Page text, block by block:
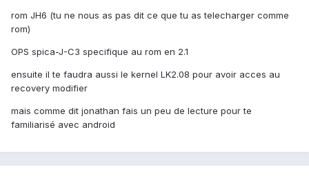
rom JH6 (tu ne nous as pas dit ce que tu as telecharger comme
rom)
OPS spica-J-C3 specifique au rom en 2.1
ensuite il te faudra aussi le kernel LK2.08 pour avoir acces au
recovery modifier
mais comme dit jonathan fais un peu de lecture pour te
familiarisé avec android